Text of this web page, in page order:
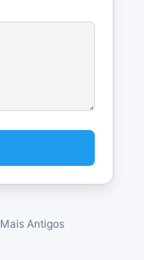
Mais Antigos